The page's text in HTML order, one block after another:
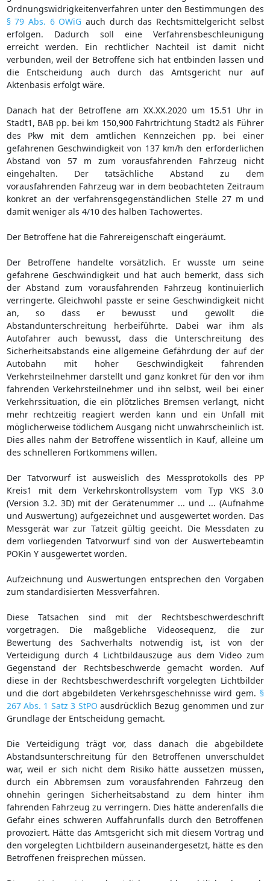
Ordnungswidrigkeitenverfahren unter den Bestimmungen des
§ 79 Abs. 6 OWiG auch durch das Rechtsmittelgericht selbst
erfolgen. Dadurch soll eine Verfahrensbeschleunigung
erreicht werden. Ein rechtlicher Nachteil ist damit nicht
verbunden, weil der Betroffene sich hat entbinden lassen und
die Entscheidung auch durch das Amtsgericht nur auf
Aktenbasis erfolgt wäre.
Danach hat der Betroffene am XX.XX.2020 um 15.51 Uhr in
Stadt1, BAB pp. bei km 150,900 Fahrtrichtung Stadt2 als Führer
des Pkw mit dem amtlichen Kennzeichen pp. bei einer
gefahrenen Geschwindigkeit von 137 km/h den erforderlichen
Abstand von 57 m zum vorausfahrenden Fahrzeug nicht
eingehalten. Der tatsächliche Abstand zu dem
vorausfahrenden Fahrzeug war in dem beobachteten Zeitraum
konkret an der verfahrensgegenständlichen Stelle 27 m und
damit weniger als 4/10 des halben Tachowertes.
Der Betroffene hat die Fahrereigenschaft eingeräumt.
Der Betroffene handelte vorsätzlich. Er wusste um seine
gefahrene Geschwindigkeit und hat auch bemerkt, dass sich
der Abstand zum vorausfahrenden Fahrzeug kontinuierlich
verringerte. Gleichwohl passte er seine Geschwindigkeit nicht
an, so dass er bewusst und gewollt die
Abstandunterschreitung herbeiführte. Dabei war ihm als
Autofahrer auch bewusst, dass die Unterschreitung des
Sicherheitsabstands eine allgemeine Gefährdung der auf der
Autobahn mit hoher Geschwindigkeit fahrenden
Verkehrsteilnehmer darstellt und ganz konkret für den vor ihm
fahrenden Verkehrsteilnehmer und ihn selbst, weil bei einer
Verkehrssituation, die ein plötzliches Bremsen verlangt, nicht
mehr rechtzeitig reagiert werden kann und ein Unfall mit
möglicherweise tödlichem Ausgang nicht unwahrscheinlich ist.
Dies alles nahm der Betroffene wissentlich in Kauf, alleine um
des schnelleren Fortkommens willen.
Der Tatvorwurf ist ausweislich des Messprotokolls des PP
Kreis1 mit dem Verkehrskontrollsystem vom Typ VKS 3.0
(Version 3.2. 3D) mit der Gerätenummer ... und ... (Aufnahme
und Auswertung) aufgezeichnet und ausgewertet worden. Das
Messgerät war zur Tatzeit gültig geeicht. Die Messdaten zu
dem vorliegenden Tatvorwurf sind von der Auswertebeamtin
POKin Y ausgewertet worden.
Aufzeichnung und Auswertungen entsprechen den Vorgaben
zum standardisierten Messverfahren.
Diese Tatsachen sind mit der Rechtsbeschwerdeschrift
vorgetragen. Die maßgebliche Videosequenz, die zur
Bewertung des Sachverhalts notwendig ist, ist von der
Verteidigung durch 4 Lichtbildauszüge aus dem Video zum
Gegenstand der Rechtsbeschwerde gemacht worden. Auf
diese in der Rechtsbeschwerdeschrift vorgelegten Lichtbilder
und die dort abgebildeten Verkehrsgeschehnisse wird gem. §
267 Abs. 1 Satz 3 StPO ausdrücklich Bezug genommen und zur
Grundlage der Entscheidung gemacht.
Die Verteidigung trägt vor, dass danach die abgebildete
Abstandsunterschreitung für den Betroffenen unverschuldet
war, weil er sich nicht dem Risiko hätte aussetzen müssen,
durch ein Abbremsen zum vorausfahrenden Fahrzeug den
ohnehin geringen Sicherheitsabstand zu dem hinter ihm
fahrenden Fahrzeug zu verringern. Dies hätte anderenfalls die
Gefahr eines schweren Auffahrunfalls durch den Betroffenen
provoziert. Hätte das Amtsgericht sich mit diesem Vortrag und
den vorgelegten Lichtbildern auseinandergesetzt, hätte es den
Betroffenen freisprechen müssen.